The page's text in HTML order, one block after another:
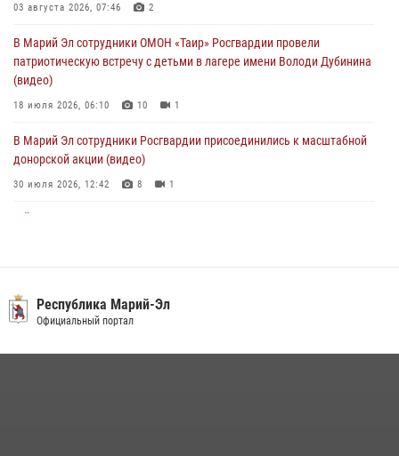
Российской Федерации
01 августа 2026, 06:40
03 августа 2026, 07:46 2
В Марий Эл сотрудники ОМОН «Таир» Росгвардии провели
патриотическую встречу с детьми в лагере имени Володи Дубинина
(видео)
18 июля 2026, 06:10 10 1
В Марий Эл сотрудники Росгвардии присоединились к масштабной
донорской акции (видео)
30 июля 2026, 12:42 8 1
В Йошкар-Оле для сотрудников Росгвардии провели занятие по
Республика Марий-Эл
Официальный портал